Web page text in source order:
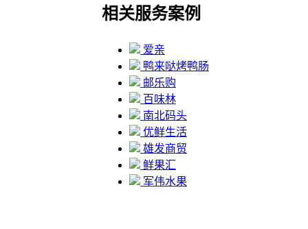
相关服务案例
爱亲
鸭来哒烤鸭肠
邮乐购
百味林
南北码头
优鲜生活
雄发商贸
鲜果汇
军伟水果